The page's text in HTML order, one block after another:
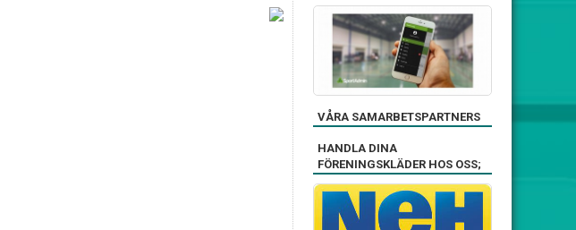
VÅRA SAMARBETSPARTNERS
HANDLA DINA
FÖRENINGSKLÄDER HOS OSS;